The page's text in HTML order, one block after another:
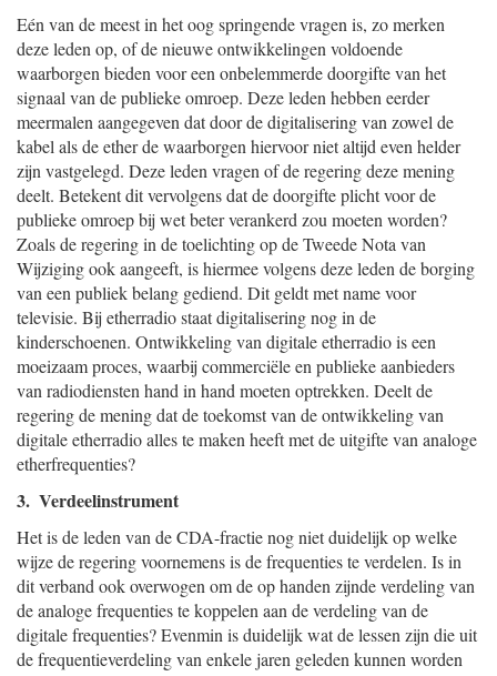
Eén van de meest in het oog springende vragen is, zo merken
deze leden op, of de nieuwe ontwikkelingen voldoende
waarborgen bieden voor een onbelemmerde doorgifte van het
signaal van de publieke omroep. Deze leden hebben eerder
meermalen aangegeven dat door de digitalisering van zowel de
kabel als de ether de waarborgen hiervoor niet altijd even helder
zijn vastgelegd. Deze leden vragen of de regering deze mening
deelt. Betekent dit vervolgens dat de doorgifte plicht voor de
publieke omroep bij wet beter verankerd zou moeten worden?
Zoals de regering in de toelichting op de Tweede Nota van
Wijziging ook aangeeft, is hiermee volgens deze leden de borging
van een publiek belang gediend. Dit geldt met name voor
televisie. Bij etherradio staat digitalisering nog in de
kinderschoenen. Ontwikkeling van digitale etherradio is een
moeizaam proces, waarbij commerciële en publieke aanbieders
van radiodiensten hand in hand moeten optrekken. Deelt de
regering de mening dat de toekomst van de ontwikkeling van
digitale etherradio alles te maken heeft met de uitgifte van analoge
etherfrequenties?
3. Verdeelinstrument
Het is de leden van de CDA-fractie nog niet duidelijk op welke
wijze de regering voornemens is de frequenties te verdelen. Is in
dit verband ook overwogen om de op handen zijnde verdeling van
de analoge frequenties te koppelen aan de verdeling van de
digitale frequenties? Evenmin is duidelijk wat de lessen zijn die uit
de frequentieverdeling van enkele jaren geleden kunnen worden